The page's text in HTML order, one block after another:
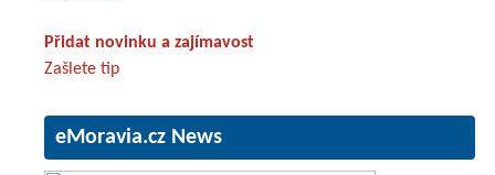
Přidat novinku a zajímavost
Zašlete tip
eMoravia.cz News